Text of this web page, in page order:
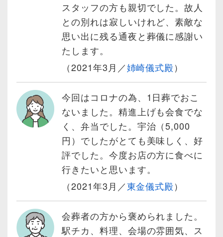
スタッフの方も親切でした。故人
との別れは寂しいけれど、素敵な
思い出に残る通夜と葬儀に感謝い
たします。
（2021年3月／姉崎儀式殿）
今回はコロナの為、1日葬でおこ
ないました。精進上げも会食でな
く、弁当でした。宇治（5,000
円）でしたがとても美味しく、好
評でした。今度お店の方に食べに
行きたいと思います。
（2021年3月／東金儀式殿）
会葬者の方から褒められました。
駅チカ、料理、会場の雰囲気、ス